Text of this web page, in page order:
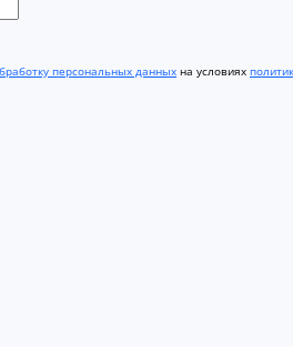
персональных данных на условиях